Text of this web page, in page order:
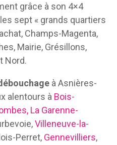
grâce à son 4×4
sept « grands quartiers
Champs-Magenta,
Mairie, Grésillons,
Nord.
à Asnières-
alentours à Bois-
La Garenne-
Villeneuve-la-
Perret, Gennevilliers,